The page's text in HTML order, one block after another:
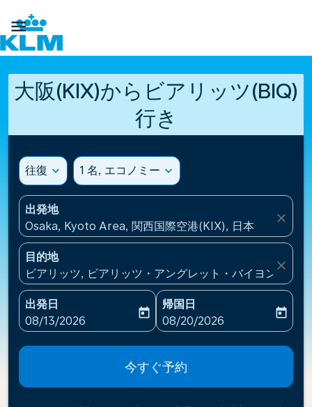

大阪(KIX)からビアリッツ(BIQ)
行き
往復 expand_more 1 名, エコノミー expand_more
出発地
Osaka, Kyoto Area, 関西国際空港(KIX), 日本
close
目的地
ビアリッツ, ビアリッツ・アングレット・バイヨンヌ空
close
出発日
fc-booking-departure-date-aria-label
08/13/2026
today
帰国日
fc-booking-return-date-
08/20/2026
today
今すぐ予約